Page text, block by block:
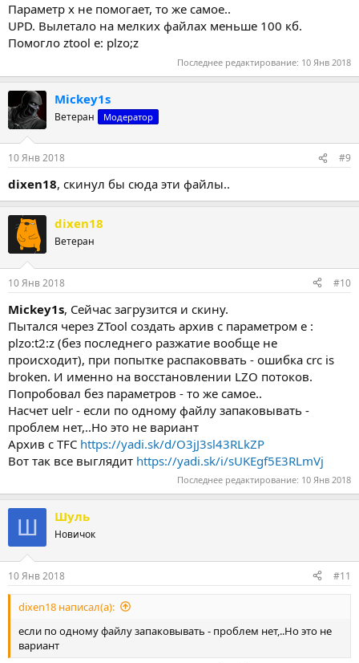
Параметр x не помогает, то же самое..
UPD. Вылетало на мелких файлах меньше 100 кб.
Помогло ztool e: plzo;z
Последнее редактирование: 10 Янв 2018
Mickey1s
Ветеран Модератор
10 Янв 2018 #9
dixen18, скинул бы сюда эти файлы..
dixen18
Ветеран
10 Янв 2018 #10
Mickey1s, Сейчас загрузится и скину.
Пытался через ZTool создать архив с параметром e :
plzo:t2:z (без последнего разжатие вообще не
происходит), при попытке распаковвать - ошибка crc is
broken. И именно на восстановлении LZO потоков.
Попробовал без параметров - то же самое..
Насчет uelr - если по одному файлу запаковывать -
проблем нет,..Но это не вариант
Архив с TFC https://yadi.sk/d/O3jJ3sl43RLkZP
Вот так все выглядит https://yadi.sk/i/sUKEgf5E3RLmVj
Последнее редактирование: 10 Янв 2018
Ш Шуль
Новичок
10 Янв 2018 #11
dixen18 написал(а):
если по одному файлу запаковывать - проблем нет,..Но это не
вариант